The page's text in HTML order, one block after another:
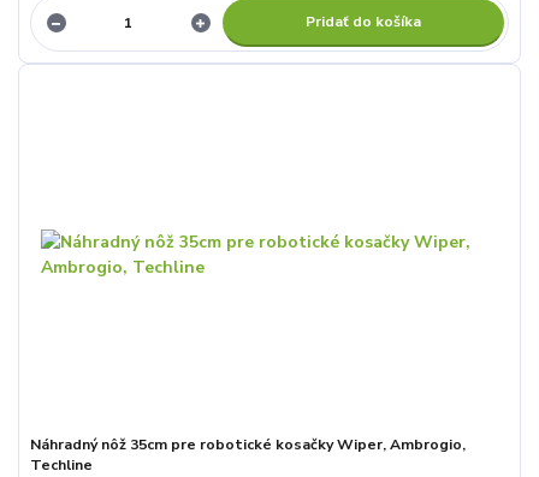
Pridať do košíka
Náhradný nôž 35cm pre robotické kosačky Wiper, Ambrogio,
Techline